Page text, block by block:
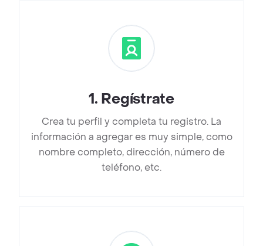
1. Regístrate
Crea tu perfil y completa tu registro. La
información a agregar es muy simple, como
nombre completo, dirección, número de
teléfono, etc.